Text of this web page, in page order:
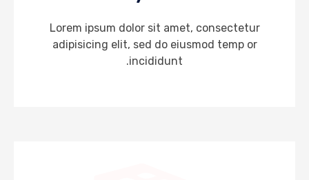
Lorem ipsum dolor sit amet, consectetur
adipisicing elit, sed do eiusmod temp or
incididunt.